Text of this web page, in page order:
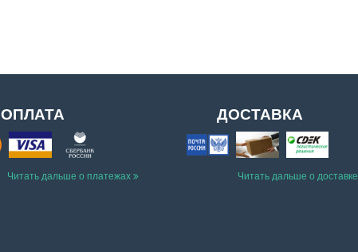
ОПЛАТА
Читать дальше о платежах
ДОСТАВКА
Читать дальше о доставке